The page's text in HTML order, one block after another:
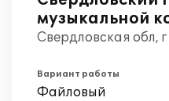
музыкальной
Свердловская обл,
Вариант работы
Файловый